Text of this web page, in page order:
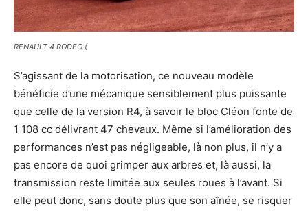
RENAULT 4 RODEO (
S’agissant de la motorisation, ce nouveau modèle
bénéficie d’une mécanique sensiblement plus puissante
que celle de la version R4, à savoir le bloc Cléon fonte de
1 108 cc délivrant 47 chevaux. Même si l’amélioration des
performances n’est pas négligeable, là non plus, il n’y a
pas encore de quoi grimper aux arbres et, là aussi, la
transmission reste limitée aux seules roues à l’avant. Si
elle peut donc, sans doute plus que son aînée, se risquer